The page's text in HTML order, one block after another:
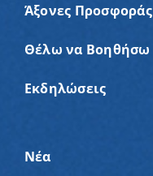
Άξονες Προσφοράς
Θέλω να Βοηθήσω
Εκδηλώσεις
Νέα